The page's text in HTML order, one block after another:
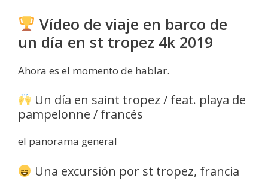
Vídeo de viaje en barco de
un día en st tropez 4k 2019
Ahora es el momento de hablar.
Un día en saint tropez / feat. playa de
pampelonne / francés
el panorama general
Una excursión por st tropez, francia